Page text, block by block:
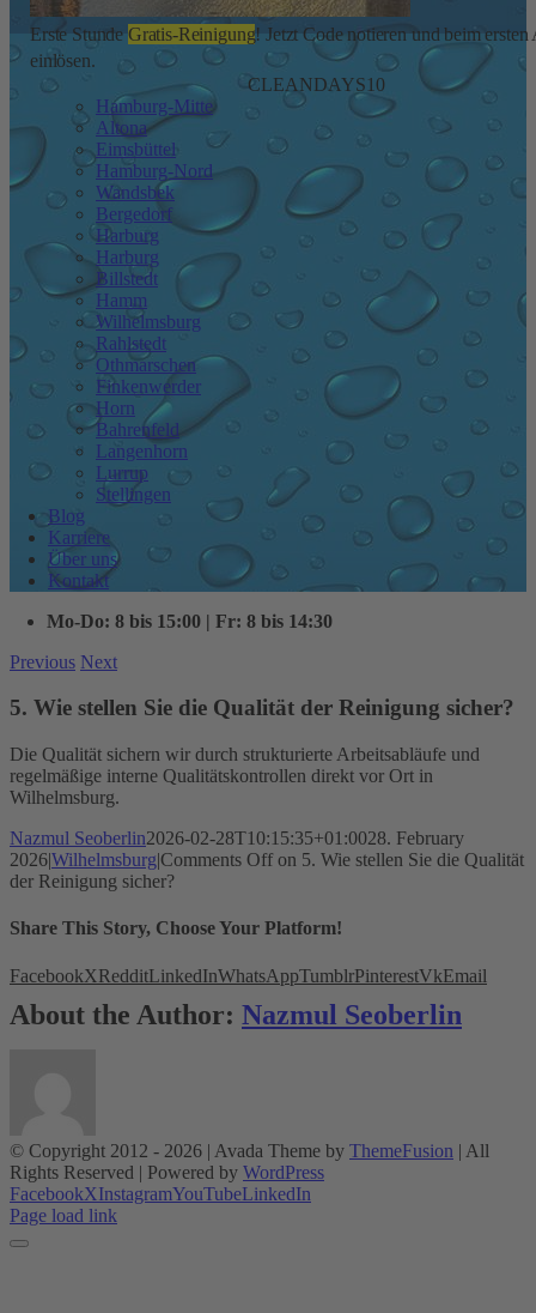
Erste Stunde Gratis-Reinigung! Jetzt Code notieren und beim ersten
einlösen.
CLEANDAYS10
Hamburg-Mitte
Altona
Eimsbüttel
Hamburg-Nord
Wandsbek
Bergedorf
Harburg
Harburg
Billstedt
Hamm
Wilhelmsburg
Rahlstedt
Othmarschen
Finkenwerder
Horn
Bahrenfeld
Langenhorn
Lurrup
Stellingen
Blog
Karriere
Über uns
Kontakt
Mo-Do: 8 bis 15:00 | Fr: 8 bis 14:30
Previous Next
5. Wie stellen Sie die Qualität der Reinigung sicher?
Die Qualität sichern wir durch strukturierte Arbeitsabläufe und
regelmäßige interne Qualitätskontrollen direkt vor Ort in
Wilhelmsburg.
Nazmul Seoberlin2026-02-28T10:15:35+01:0028. February
2026|Wilhelmsburg|Comments Off on 5. Wie stellen Sie die Qualität
der Reinigung sicher?
Share This Story, Choose Your Platform!
FacebookXRedditLinkedInWhatsAppTumblrPinterestVkEmail
About the Author: Nazmul Seoberlin
© Copyright 2012 - 2026 | Avada Theme by ThemeFusion | All
Rights Reserved | Powered by WordPress
FacebookXInstagramYouTubeLinkedIn
Page load link